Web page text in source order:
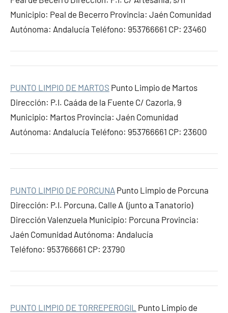
Municipio: Peal de Becerro Provincia: Jaén Comunidad
Autónoma: Andalucía Teléfono: 953766661 CP: 23460
PUNTO LIMPIO DE MARTOS Punto Limpio de Martos
Dirección: P.I. Caáda de la Fuente C/ Cazorla, 9
Municipio: Martos Provincia: Jaén Comunidad
Autónoma: Andalucía Teléfono: 953766661 CP: 23600
PUNTO LIMPIO DE PORCUNA Punto Limpio de Porcuna
Dirección: P.I. Porcuna, Calle A (junto а Tanatorio)
Dirección Valenzuela Municipio: Porcuna Provincia:
Jaén Comunidad Autónoma: Andalucía
Teléfono: 953766661 CP: 23790
PUNTO LIMPIO DE TORREPEROGIL Punto Limpio de